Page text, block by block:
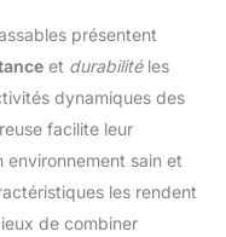
présentent
et durabilitéles
dynamiques des
facilite leur
sain et
les rendent
de combiner